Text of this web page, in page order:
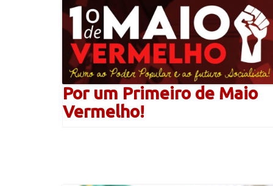
Por um Primeiro de Maio
Vermelho!